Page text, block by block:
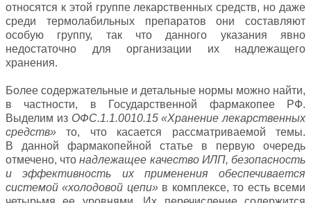
относятся к этой группе лекарственных средств, но даже
среди термолабильных препаратов они составляют
особую группу, так что данного указания явно
недостаточно для организации их надлежащего
хранения.
Более содержательные и детальные нормы можно найти,
в частности, в Государственной фармакопее РФ.
Выделим из ОФС.1.1.0010.15 «Хранение лекарственных
средств» то, что касается рассматриваемой темы.
В данной фармакопейной статье в первую очередь
отмечено, чтонадлежащее качество ИЛП, безопасность
и эффективность их применения обеспечивается
системой «холодовой цепи»в комплексе, то есть всеми